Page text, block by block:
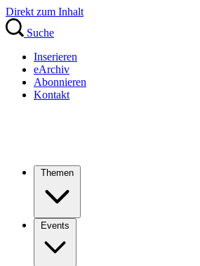
Direkt zum Inhalt
Suche
Inserieren
eArchiv
Abonnieren
Kontakt
Themen
Events